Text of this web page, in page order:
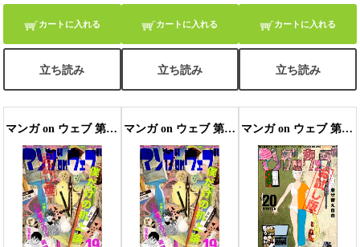
カートに入れる
立ち読み
カートに入れる
立ち読み
カートに入れる
立ち読み
マンガ on ウェブ 第19号 無料お試し版 マンガ on ウェブ 第19号 マンガ on ウェブ 第20号 無料お試し版